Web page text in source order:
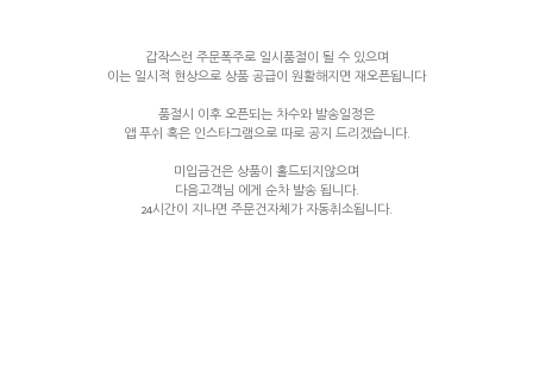
갑작스런 주문폭주로 일시품절이 될 수 있으며
이는 일시적 현상으로 상품 공급이 원활해지면 재오픈됩니다
품절시 이후 오픈되는 차수와 발송일정은
앱 푸쉬 혹은 인스타그램으로 따로 공지 드리겠습니다.
미입금건은 상품이 홀드되지않으며
다음고객님 에게 순차 발송 됩니다.
24시간이 지나면 주문건자체가 자동취소됩니다.